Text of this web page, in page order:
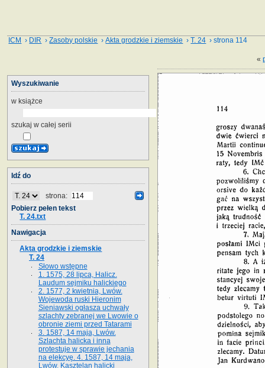
ICM › DIR ›Zasoby polskie ›Akta grodzkie i ziemskie ›T. 24 › strona 114
«
Wyszukiwanie
w książce
szukaj w całej serii
Idź do
strona:
Pobierz pełen tekst
T. 24.txt
Nawigacja
Akta grodzkie i ziemskie
T. 24
Słowo wstępne
1. 1575, 28 lipca, Halicz.
Laudum sejmiku halickiego
2. 1577, 2 kwietnia, Lwów.
Wojewoda ruski Hieronim
Sieniawski ogłasza uchwały
szlachty zebranej we Lwowie o
obronie ziemi przed Tatarami
3. 1587, 14 maja, Lwów.
Szlachta halicka i inna
protestuje w sprawie jechania
na elekcyę. 4. 1587, 14 maja,
Lwów. Kasztelan halicki